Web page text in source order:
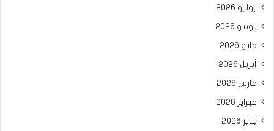
يوليو 2026
يونيو 2026
مايو 2026
أبريل 2026
مارس 2026
فبراير 2026
يناير 2026